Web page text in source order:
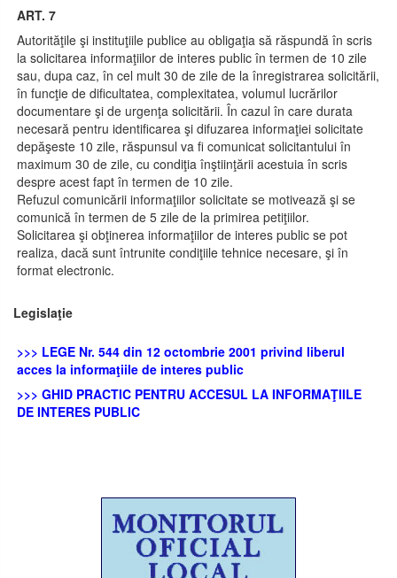
ART. 7
Autorităţile şi instituţiile publice au obligaţia să răspundă în scris
la solicitarea informaţiilor de interes public în termen de 10 zile
sau, dupa caz, în cel mult 30 de zile de la înregistrarea solicitării,
în funcţie de dificultatea, complexitatea, volumul lucrărilor
documentare şi de urgenţa solicitării. În cazul în care durata
necesară pentru identificarea şi difuzarea informaţiei solicitate
depăşeste 10 zile, răspunsul va fi comunicat solicitantului în
maximum 30 de zile, cu condiţia înştiinţării acestuia în scris
despre acest fapt în termen de 10 zile.
Refuzul comunicării informaţiilor solicitate se motivează şi se
comunică în termen de 5 zile de la primirea petiţiilor.
Solicitarea şi obţinerea informaţiilor de interes public se pot
realiza, dacă sunt întrunite condiţiile tehnice necesare, şi în
format electronic.
Legislaţie
>>> LEGE Nr. 544 din 12 octombrie 2001 privind liberul
acces la informaţiile de interes public
>>> GHID PRACTIC PENTRU ACCESUL LA INFORMAŢIILE
DE INTERES PUBLIC